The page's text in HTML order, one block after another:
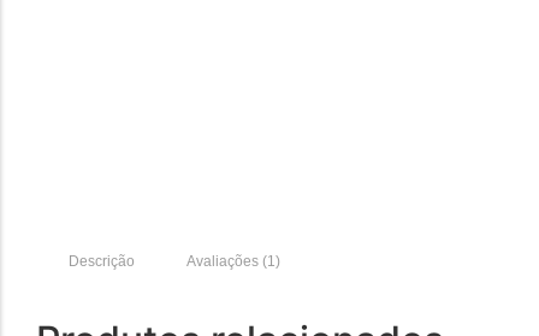
Descrição Avaliações (1)